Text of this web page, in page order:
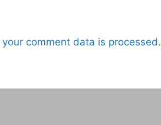
comment data is processed.